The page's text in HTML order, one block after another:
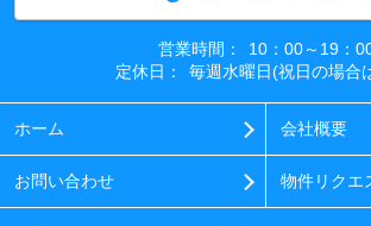
営業時間：
10：00～19：
定休日：
毎週水曜日(祝日の場合
ホーム 会社概要
お問い合わせ 物件リクエ